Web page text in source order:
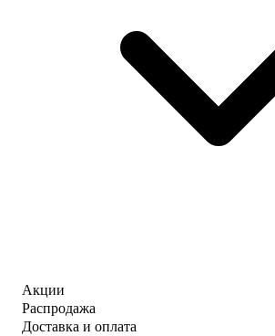
Акции
Распродажа
Доставка и оплата